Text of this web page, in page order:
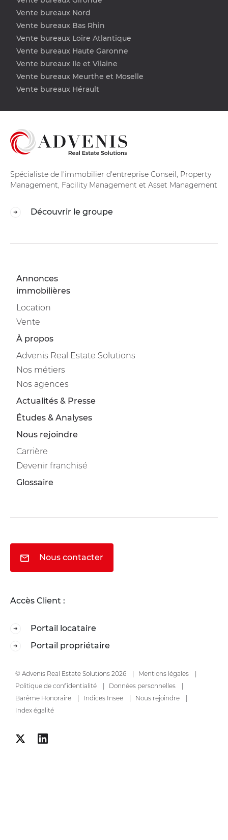
Vente bureaux Nord
Vente bureaux Bas Rhin
Vente bureaux Loire Atlantique
Vente bureaux Haute Garonne
Vente bureaux Ile et Vilaine
Vente bureaux Meurthe et Moselle
Vente bureaux Hérault
Spécialiste de l'immobilier d'entreprise Conseil, Property
Management, Facility Management et Asset Management
Découvrir le groupe
Annonces
immobilières
Location
Vente
À propos
Advenis Real Estate Solutions
Nos métiers
Nos agences
Actualités & Presse
Études & Analyses
Nous rejoindre
Carrière
Devenir franchisé
Glossaire
Nous contacter
Accès Client :
Portail locataire
Portail propriétaire
© Advenis Real Estate Solutions 2026
Mentions légales
Politique de confidentialité
Données personnelles
Barême Honoraire
Indices Insee
Nous rejoindre
Index égalité